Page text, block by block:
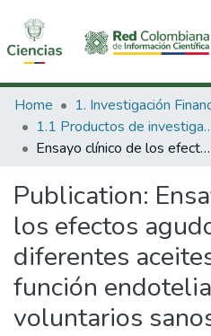
Communities & Collections
All of DSpace
Home
1.1
Ensayo clínico de los efectos agudos de los diferentes aceites sobre la función endotelial en voluntarios sanos
Publication:
los efectos
diferentes
función
voluntarios